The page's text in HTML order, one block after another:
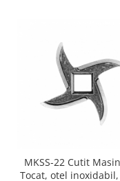
Masini batut stalpi
Pentru Casa si Camping
Aragaze, plite, piese
Accesorii aragaze &
Pirostrii si accesorii
MKSS-22 Cutit
Tocat, otel